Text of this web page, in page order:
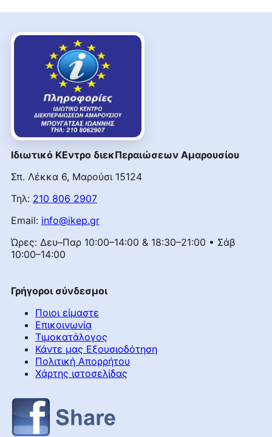
Ιδιωτικό ΚΕντρο διεκΠεραιώσεων Αμαρουσίου
Σπ. Λέκκα 6, Μαρούσι 15124
Τηλ: 210 806 2907
Email: info@ikep.gr
Ώρες: Δευ–Παρ 10:00–14:00 & 18:30–21:00 • Σάβ
10:00–14:00
Γρήγοροι σύνδεσμοι
Ποιοι είμαστε
Επικοινωνία
Τιμοκατάλογος
Κάντε μας Εξουσιοδότηση
Πολιτική Απορρήτου
Χάρτης ιστοσελίδας